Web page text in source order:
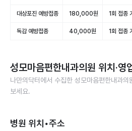
대상포진 예방접종 180,000원 1회 접종
독감 예방접종 40,000원 1회 접종
성모마음편한내과의원 위치·영
나만의닥터에서 수집한 성모마음편한내과의
보세요.
병원 위치•주소